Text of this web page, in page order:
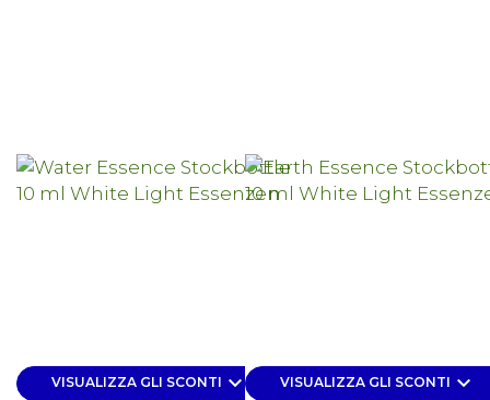
VISUALIZZA GLI SCONTI keyboard_arrow_down VISUALIZZA GLI SCONTI keyboard_arrow_down